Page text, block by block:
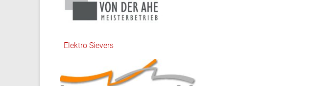
Elektro Sievers